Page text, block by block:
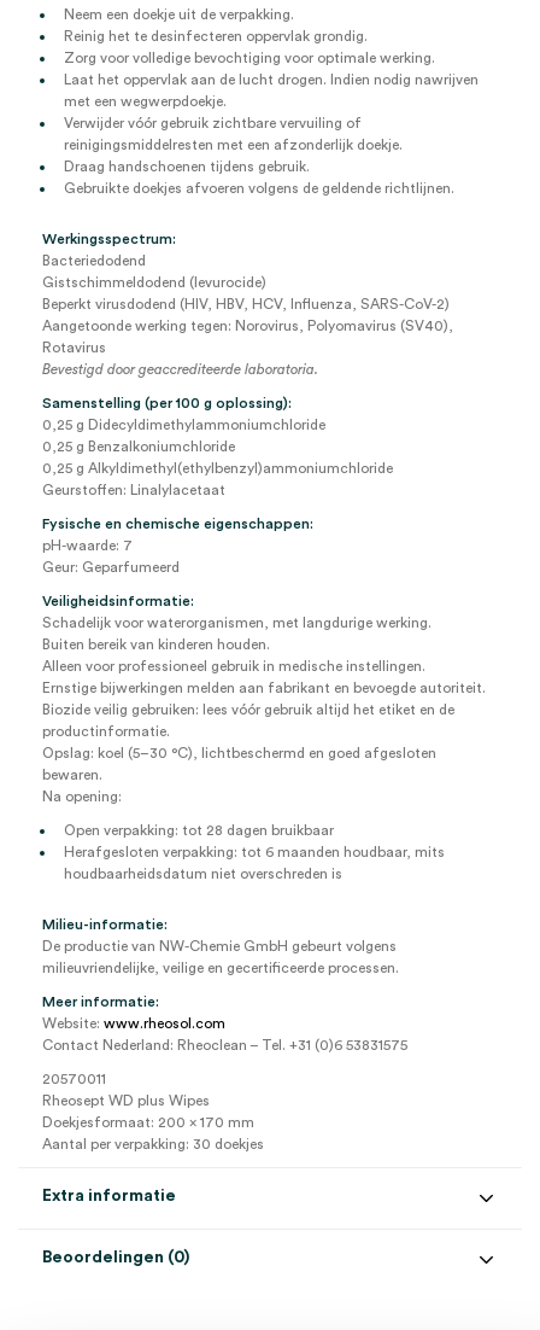
Neem een doekje uit de verpakking.
Reinig het te desinfecteren oppervlak grondig.
Zorg voor volledige bevochtiging voor optimale werking.
Laat het oppervlak aan de lucht drogen. Indien nodig nawrijven
met een wegwerpdoekje.
Verwijder vóór gebruik zichtbare vervuiling of
reinigingsmiddelresten met een afzonderlijk doekje.
Draag handschoenen tijdens gebruik.
Gebruikte doekjes afvoeren volgens de geldende richtlijnen.
Werkingsspectrum:
Bacteriedodend
Gistschimmeldodend (levurocide)
Beperkt virusdodend (HIV, HBV, HCV, Influenza, SARS-CoV-2)
Aangetoonde werking tegen: Norovirus, Polyomavirus (SV40),
Rotavirus
Bevestigd door geaccrediteerde laboratoria.
Samenstelling (per 100 g oplossing):
0,25 g Didecyldimethylammoniumchloride
0,25 g Benzalkoniumchloride
0,25 g Alkyldimethyl(ethylbenzyl)ammoniumchloride
Geurstoffen: Linalylacetaat
Fysische en chemische eigenschappen:
pH-waarde: 7
Geur: Geparfumeerd
Veiligheidsinformatie:
Schadelijk voor waterorganismen, met langdurige werking.
Buiten bereik van kinderen houden.
Alleen voor professioneel gebruik in medische instellingen.
Ernstige bijwerkingen melden aan fabrikant en bevoegde autoriteit.
Biozide veilig gebruiken: lees vóór gebruik altijd het etiket en de
productinformatie.
Opslag: koel (5–30 °C), lichtbeschermd en goed afgesloten
bewaren.
Na opening:
Open verpakking: tot 28 dagen bruikbaar
Herafgesloten verpakking: tot 6 maanden houdbaar, mits
houdbaarheidsdatum niet overschreden is
Milieu-informatie:
De productie van NW-Chemie GmbH gebeurt volgens
milieuvriendelijke, veilige en gecertificeerde processen.
Meer informatie:
Website: www.rheosol.com
Contact Nederland: Rheoclean – Tel. +31 (0)6 53831575
20570011
Rheosept WD plus Wipes
Doekjesformaat: 200 x 170 mm
Aantal per verpakking: 30 doekjes
Extra informatie
Beoordelingen (0)